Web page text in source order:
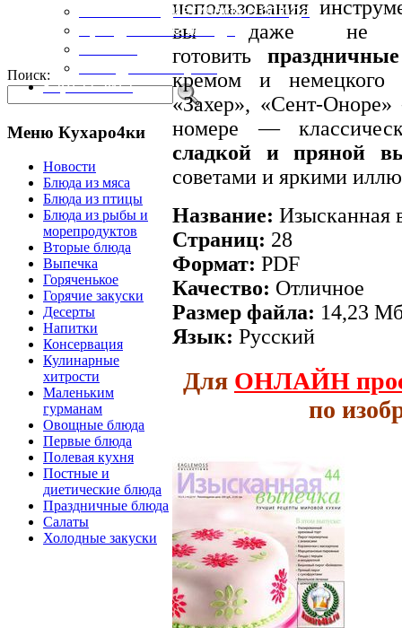
Постные и диетические блюда
Праздничные блюда
Холодные закуски
Карта сайта
Поиск:
Меню Кухаро4ки
Новости
Блюда из мяса
Блюда из птицы
Блюда из рыбы и
морепродуктов
Вторые блюда
Выпечка
Горяченькое
Горячие закуски
Десерты
Напитки
Консервация
Кулинарные
хитрости
Маленьким
гурманам
Овощные блюда
Первые блюда
Полевая кухня
Постные и
диетические блюда
Праздничные блюда
Салаты
Холодные закуски
использования
вы даже не
готовить
кремом и немецкого
«Захер», «Сент-
номере —
сладкой и пряной
советами и яркими
Название: Изысканная
Страниц: 28
Формат: PDF
Качество: Отличное
Размер файла: 14,23
Язык: Русский
Для ОНЛАЙН
по